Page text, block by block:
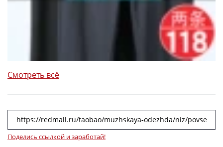
Смотреть всё
Поделись ссылкой и заработай!